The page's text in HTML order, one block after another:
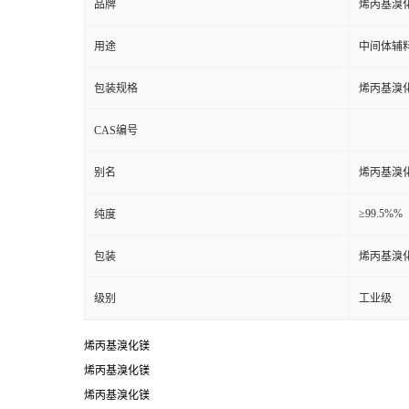
品牌 烯丙基溴
用途 中间体辅
包装规格 烯丙基溴
CAS编号
别名 烯丙基溴
纯度 ≥99.5%%
包装 烯丙基溴
级别 工业级
烯丙基溴化镁
烯丙基溴化镁
烯丙基溴化镁